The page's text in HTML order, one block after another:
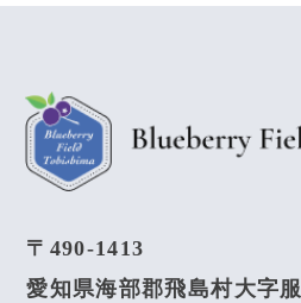
〒490-1413
愛知県海部郡飛島村大字